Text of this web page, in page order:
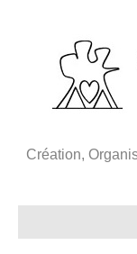
Création,